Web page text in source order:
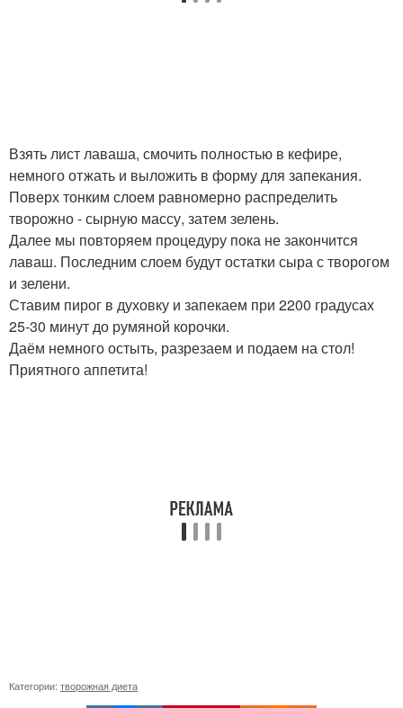
Взять лист лаваша, смочить полностью в кефире,
немного отжать и выложить в форму для запекания.
Поверх тонким слоем равномерно распределить
творожно - сырную массу, затем зелень.
Далее мы повторяем процедуру пока не закончится
лаваш. Последним слоем будут остатки сыра с творогом
и зелени.
Ставим пирог в духовку и запекаем при 2200 градусах
25-30 минут до румяной корочки.
Даём немного остыть, разрезаем и подаем на стол!
Приятного аппетита!
Категории: творожная диета